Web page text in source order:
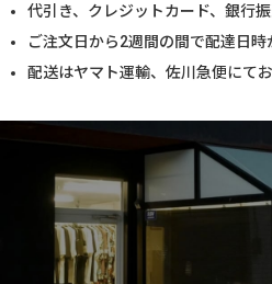
代引き、クレジットカード、銀行
ご注文日から2週間の間で配達日時
配送はヤマト運輸、佐川急便にて